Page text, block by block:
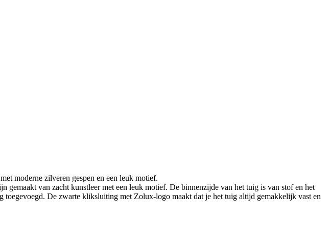
moderne zilveren gespen en een leuk motief.
van zacht kunstleer met een leuk motief. De binnenzijde van het tuig is van stof en het
De zwarte kliksluiting met Zolux-logo maakt dat je het tuig altijd gemakkelijk vast en